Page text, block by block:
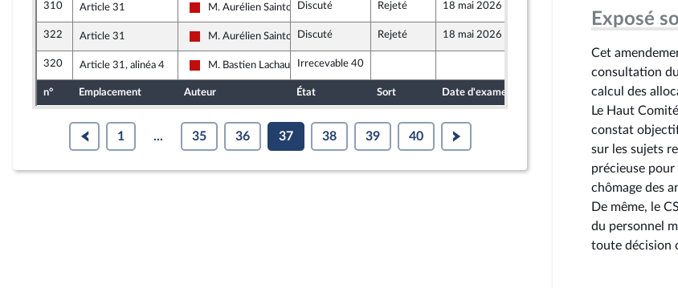
310 Article 31
La France insoumise - Nouveau Front Populaire
M. Aurélien SaintoulDiscuté Rejeté 18 mai 2026
322 Article 31
La France insoumise - Nouveau Front Populaire
M. Aurélien SaintoulDiscuté Rejeté 18 mai 2026
320 Article 31, alinéa 4
La France insoumise - Nouveau Front Populaire
M. Bastien Lachaud Irrecevable 40
n° Emplacement Auteur État Sort Date d'examen Date de dépôt
1 ... 35 36 37 38 39 40
Exposé
Cet
consultation
calcul des
Le Haut
constat
sur les sujets
précieuse
chômage des
De même, le
du personnel
toute décision